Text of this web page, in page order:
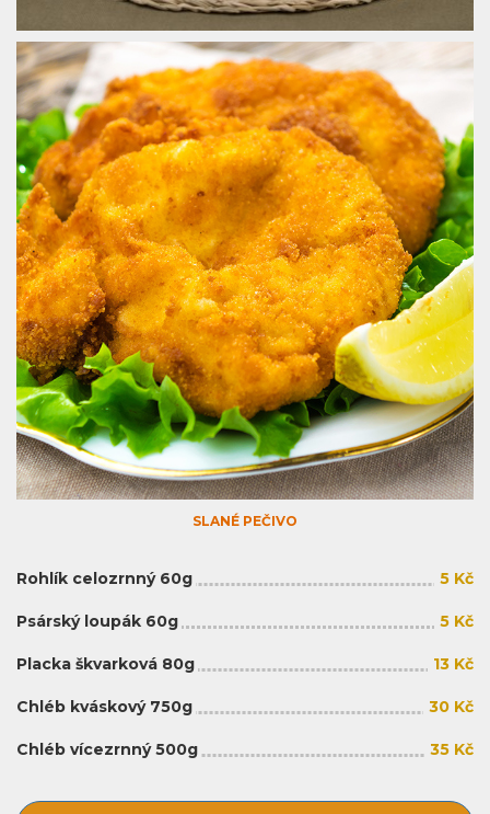
SLANÉ PEČIVO
Rohlík celozrnný 60g 5 Kč
Psárský loupák 60g 5 Kč
Placka škvarková 80g 13 Kč
Chléb kváskový 750g 30 Kč
Chléb vícezrnný 500g 35 Kč